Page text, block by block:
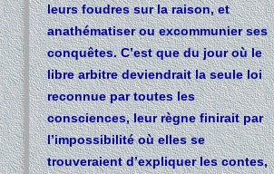
leurs foudres sur la raison, et
anathématiser ou excommunier ses
conquêtes. C’est que du jour où le
libre arbitre deviendrait la seule loi
reconnue par toutes les
consciences, leur règne finirait par
l’impossibilité où elles se
trouveraient d’expliquer les contes,